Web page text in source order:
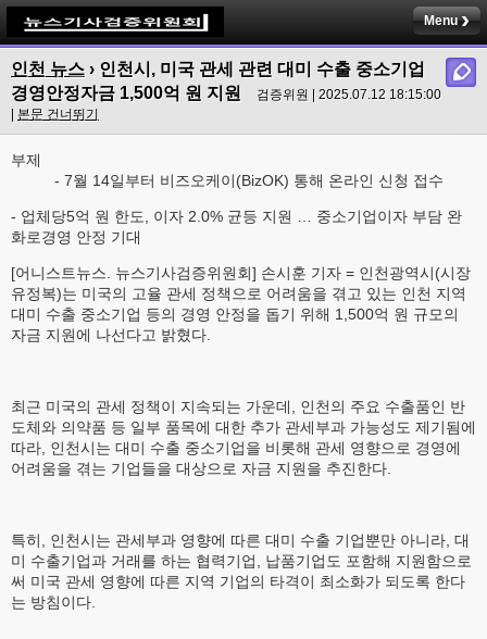
Menu
인천 뉴스 › 인천시, 미국 관세 관련 대미 수출 중소기업
경영안정자금 1,500억 원 지원
검증위원 | 2025.07.12 18:15:00
본문 건너뛰기
부제
- 7월 14일부터 비즈오케이(BizOK) 통해 온라인 신청 접수
- 업체당5억 원 한도, 이자 2.0% 균등 지원 … 중소기업이자 부담 완
화로경영 안정 기대
[어니스트뉴스. 뉴스기사검증위원회] 손시훈 기자 = 인천광역시(시장
유정복)는 미국의 고율 관세 정책으로 어려움을 겪고 있는 인천 지역
대미 수출 중소기업 등의 경영 안정을 돕기 위해 1,500억 원 규모의
자금 지원에 나선다고 밝혔다.
최근 미국의 관세 정책이 지속되는 가운데, 인천의 주요 수출품인 반
도체와 의약품 등 일부 품목에 대한 추가 관세부과 가능성도 제기됨에
따라, 인천시는 대미 수출 중소기업을 비롯해 관세 영향으로 경영에
어려움을 겪는 기업들을 대상으로 자금 지원을 추진한다.
특히, 인천시는 관세부과 영향에 따른 대미 수출 기업뿐만 아니라, 대
미 수출기업과 거래를 하는 협력기업, 납품기업도 포함해 지원함으로
써 미국 관세 영향에 따른 지역 기업의 타격이 최소화가 되도록 한다
는 방침이다.